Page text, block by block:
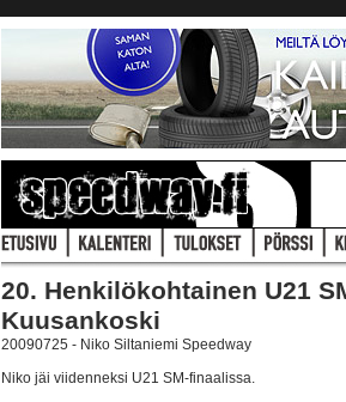
20. Henkilökohtainen U21
Kuusankoski
20090725 - Niko Siltaniemi Speedway
Niko jäi viidenneksi U21 SM-finaalissa.